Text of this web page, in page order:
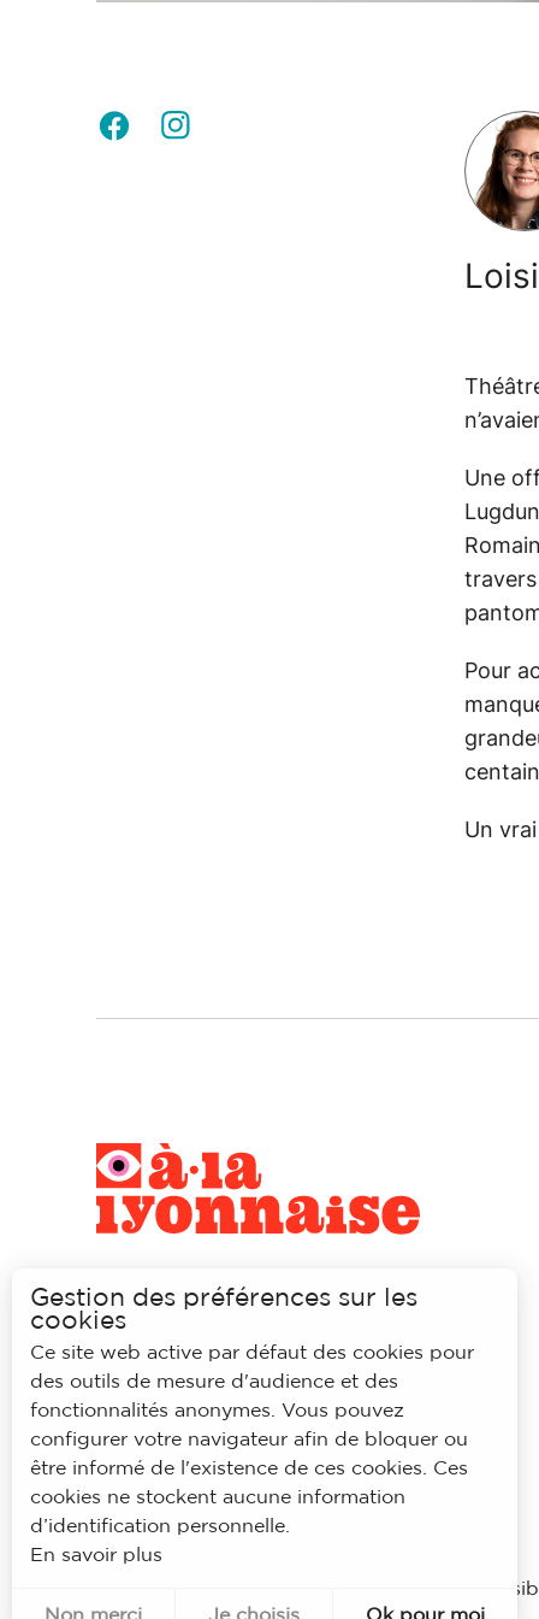
Une
Pour
Un
Gestion des préférences sur les
cookies
Ce site web active par défaut des cookies pour
des outils de mesure d'audience et des
fonctionnalités anonymes. Vous pouvez
configurer votre navigateur afin de bloquer ou
être informé de l'existence de ces cookies. Ces
cookies ne stockent aucune information
d’identification personnelle.
En savoir plus